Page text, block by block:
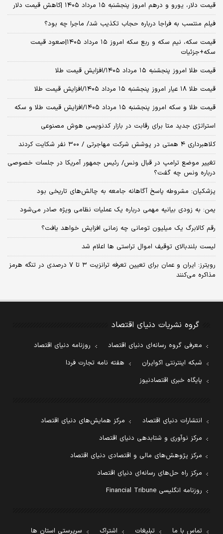
قیمت دلار، یورو و درهم امروز پنجشنبه ۱۵ مرداد ۱۴۰۵ |کاهش قیمت دلار
فیلم منتسب به فراجا درباره حجاب تکذیب شد/ ماجرا چه بود؟
قیمت سکه، نیم سکه و ربع سکه امروز ۱۵ مرداد ۱۴۰۵|صعود قیمت
سکه+جزئیات
قیمت طلا امروز پنجشنبه ۱۵ مرداد ۱۴۰۵/افزایش قیمت طلا
قیمت طلا ۱۸ عیار امروز پنجشنبه ۱۵ مرداد ۱۴۰۵/افزایش قیمت طلا
قیمت طلا و سکه امروز پنجشنبه ۱۵ مرداد ۱۴۰۵/افزایش قیمت طلا و سکه
استراتژی جدید متا برای رقابت در بازار کدنویسی هوش مصنوعی
کلاهبرداری ۴ همتی در پوشش شرکت مهاجرتی / ۳۰۰ نفر شکایت کردند
تغییر موضع ترامپ در قبال ونس/ رئیس جمهور آمریکا در جلسات خصوصی
درباره ونس چه گفت؟
پزشکیان: مشروطه پاسخ آگاهانه جامعه به چالش‌های تاریخی بود
یمن: به زودی بیانیه مهمی درباره یک عملیات نظامی ویژه صادر می‌شود
رقم کالابرگ یک میلیون تومانی چه زمانی افزایش خواهد یافت؟
لیست بلندبالای توقیف اموال تراستی ها اعلام شد
رویترز: ایران و عمان برای تعیین تعرفه ترانزیت ۳ تا ۷ درصدی در تنگه هرمز
مذاکره می‌کنند
گروه نشریات دنیای اقتصاد
معرفی گروه رسانه‌ای دنیای اقتصاد
روزنامه دنیای اقتصاد
شبکه اینترنتی اکوایران
هفته نامه تجارت فردا
پایگاه خبری اقتصادنیوز
انتشارات دنیای اقتصاد
مرکز همایش‌های دنیای اقتصاد
مرکز نوآوری و شتابدهی دنیای اقتصاد
مرکز پژوهش‌های مالی و اقتصادی دنیای اقتصاد
مرکز راه حل‌های رسانه‌ای دنیای اقتصاد
روزنامه انگلیسی Financial Tribune
تماس با ما تبلیغات اشتراک سرپرستی استان ها